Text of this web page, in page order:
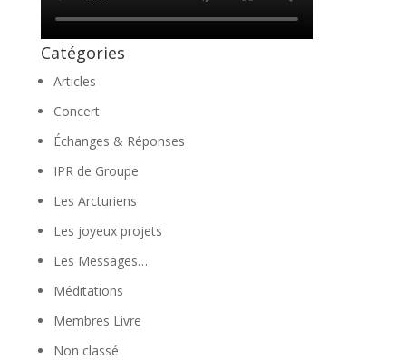
Catégories
Articles
Concert
Échanges & Réponses
IPR de Groupe
Les Arcturiens
Les joyeux projets
Les Messages…
Méditations
Membres Livre
Non classé